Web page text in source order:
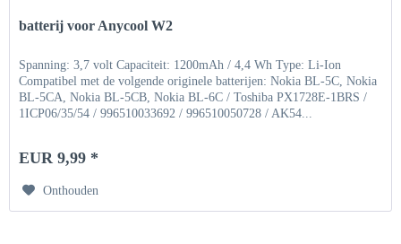
batterij voor Anycool W2
Spanning: 3,7 volt Capaciteit: 1200mAh / 4,4 Wh Type: Li-Ion
Compatibel met de volgende originele batterijen: Nokia BL-5C, Nokia
BL-5CA, Nokia BL-5CB, Nokia BL-6C / Toshiba PX1728E-1BRS /
1ICP06/35/54 / 996510033692 / 996510050728 / AK54...
EUR 9,99 *
Onthouden